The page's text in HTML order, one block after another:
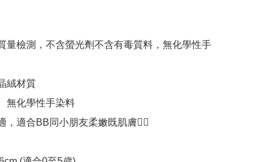
量檢測，不含螢光劑不含有毒質料，無化學性手
絨材質
無化學性手染料
，適合BB同小朋友柔嫩既肌膚👍🏻